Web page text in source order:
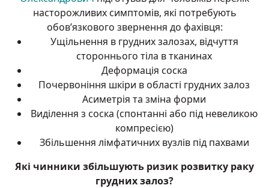
насторожливих симптомів, які потребують
обов’язкового звернення до фахівця:
Ущільнення в грудних залозах, відчуття
стороннього тіла в тканинах
Деформація соска
Почервоніння шкіри в області грудних залоз
Асиметрія та зміна форми
Виділення з соска (спонтанні або під невеликою
компресією)
Збільшення лімфатичних вузлів під пахвами
Які чинники збільшують ризик розвитку раку
грудних залоз?